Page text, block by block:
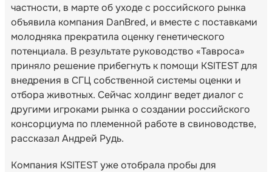
частности, в марте об уходе с российского рынка
объявила компания DanBred, и вместе с поставками
молодняка прекратила оценку генетического
потенциала. В результате руководство «Тавроса»
приняло решение прибегнуть к помощи KSITEST для
внедрения в СГЦ собственной системы оценки и
отбора животных. Сейчас холдинг ведет диалог с
другими игроками рынка о создании российского
консорциума по племенной работе в свиноводстве,
рассказал Андрей Рудь.
Компания KSITEST уже отобрала пробы для